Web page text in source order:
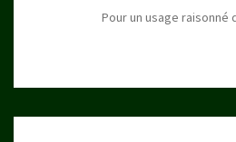
Pour un usage raisonné